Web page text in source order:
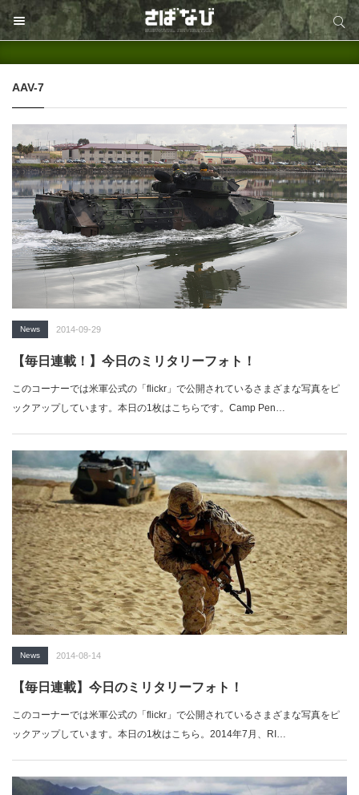
サイト内検索
AAV-7
News 2014-09-29
【毎日連載！】今日のミリタリーフォト！
このコーナーでは米軍公式の「flickr」で公開されているさまざまな写真をピ
ックアップしています。本日の1枚はこちらです。Camp Pen…
News 2014-08-14
【毎日連載】今日のミリタリーフォト！
このコーナーでは米軍公式の「flickr」で公開されているさまざまな写真をピ
ックアップしています。本日の1枚はこちら。2014年7月、RI…
サイト内検索